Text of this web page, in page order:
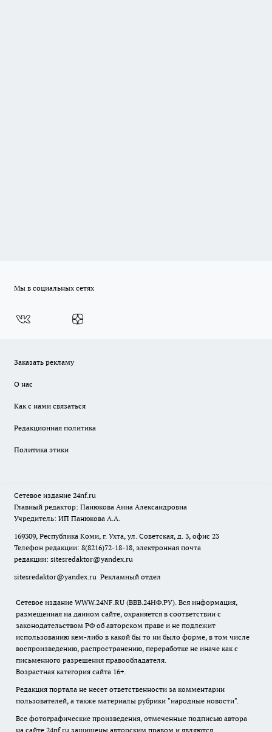
Мы в социальных сетях
Заказать рекламу
О нас
Как с нами связаться
Редакционная политика
Политика этики
Сетевое издание 24nf.ru
Главный редактор: Панюкова Анна Александровна
Учредитель: ИП Панюкова А.А.
169309, Республика Коми, г. Ухта, ул. Советская, д. 3, офис 23
Телефон редакции: 8(8216)72-18-18, электронная почта
редакции: sitesredaktor@yandex.ru
sitesredaktor@yandex.ru Рекламный отдел
Сетевое издание WWW.24NF.RU (ВВВ.24НФ.РУ). Вся информация,
размещенная на данном сайте, охраняется в соответствии с
законодательством РФ об авторском праве и не подлежит
использованию кем-либо в какой бы то ни было форме, в том числе
воспроизведению, распространению, переработке не иначе как с
письменного разрешения правообладателя.
Возрастная категория сайта 16+.
Редакция портала не несет ответственности за комментарии
пользователей, а также материалы рубрики "народные новости".
Все фотографические произведения, отмеченные подписью автора
на сайте 24nf.ru защищены авторским правом и являются